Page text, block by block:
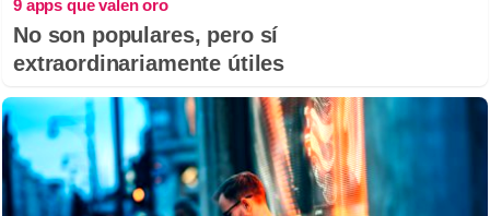
9 apps que valen oro
No son populares, pero sí
extraordinariamente útiles